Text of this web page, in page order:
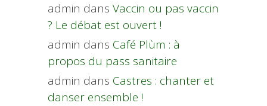
admin dans Vaccin ou pas vaccin
? Le débat est ouvert !
admin dans Café Plùm : à
propos du pass sanitaire
admin dans Castres : chanter et
danser ensemble !